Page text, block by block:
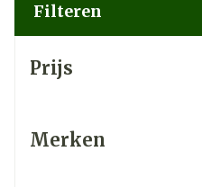
Filteren
Prijs
Merken